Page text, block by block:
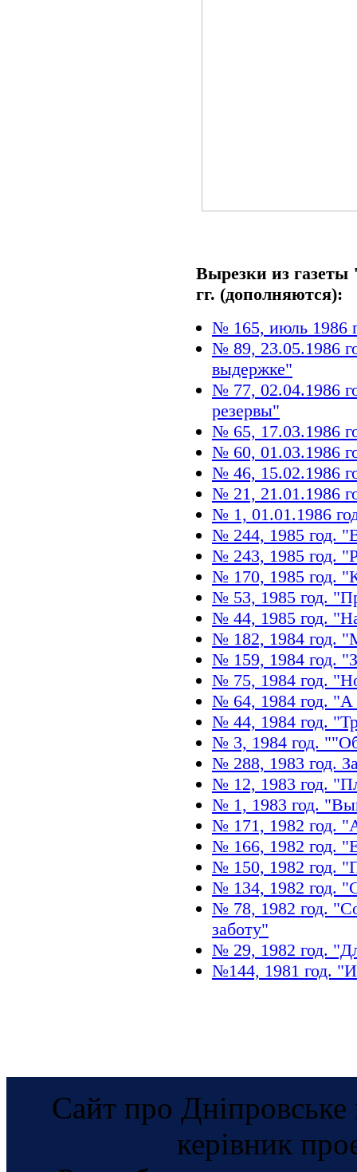
Вырезки из газеты
гг. (дополняются):
№ 165, июль 1986
№ 89, 23.05.1986
выдержке"
№ 77, 02.04.1986
резервы"
№ 65, 17.03.1986
№ 60, 01.03.1986
№ 46, 15.02.1986
№ 21, 21.01.1986
№ 1, 01.01.1986
№ 244, 1985 год.
№ 243, 1985 год.
№ 170, 1985 год.
№ 53, 1985 год.
№ 44, 1985 год.
№ 182, 1984 год.
№ 159, 1984 год.
№ 75, 1984 год.
№ 64, 1984 год. "А
№ 44, 1984 год.
№ 3, 1984 год.
№ 288, 1983 год.
№ 12, 1983 год.
№ 1, 1983 год.
№ 171, 1982 год.
№ 166, 1982 год.
№ 150, 1982 год.
№ 134, 1982 год.
№ 78, 1982 год.
заботу"
№ 29, 1982 год.
№144, 1981 год.
Сайт про
керівник